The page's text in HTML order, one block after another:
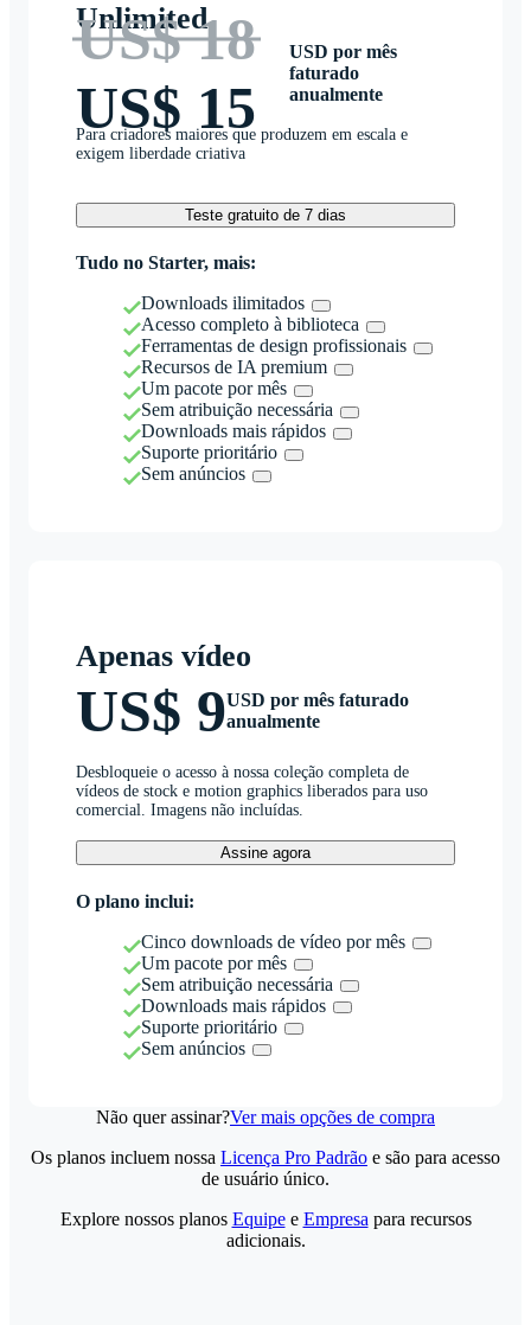
Unlimited
US$ 18
US$ 15
USD por mês
faturado
anualmente
Para criadores maiores que produzem em escala e
exigem liberdade criativa
Teste gratuito de 7 dias
Tudo no Starter, mais:
Downloads ilimitados
Acesso completo à biblioteca
Ferramentas de design profissionais
Recursos de IA premium
Um pacote por mês
Sem atribuição necessária
Downloads mais rápidos
Suporte prioritário
Sem anúncios
Apenas vídeo
US$ 9USD por mês faturado
anualmente
Desbloqueie o acesso à nossa coleção completa de
vídeos de stock e motion graphics liberados para uso
comercial. Imagens não incluídas.
Assine agora
O plano inclui:
Cinco downloads de vídeo por mês
Um pacote por mês
Sem atribuição necessária
Downloads mais rápidos
Suporte prioritário
Sem anúncios
Não quer assinar?Ver mais opções de compra
Os planos incluem nossa Licença Pro Padrão e são para acesso
de usuário único.
Explore nossos planos Equipee Empresa para recursos
adicionais.